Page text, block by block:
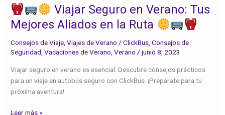
Viajar Seguro en Verano: Tus
Mejores Aliados en la Ruta
Consejos de Viaje,Viajes de Verano /ClickBus,Consejos de
Seguridad,Vacaciones de Verano,Verano /junio 8, 2023
Viajar seguro en verano es esencial. Descubre consejos prácticos
para un viaje en autobús seguro con ClickBus. ¡Prepárate para tu
próxima aventura!
la
Ruta
Leer más »